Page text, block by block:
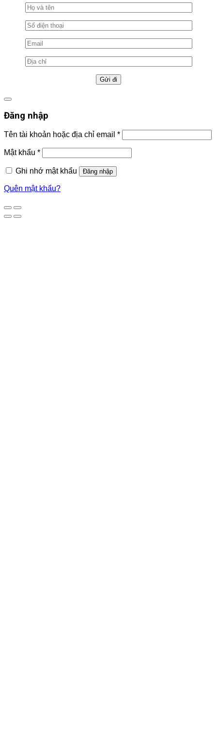
Đăng nhập
Tên tài khoản hoặc địa chỉ email *
Mật khẩu *
Ghi nhớ mật khẩu Đăng nhập
Quên mật khẩu?